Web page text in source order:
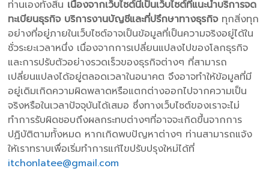
ท่านเองทั้งสิ้น เนื่องจากเว็บไซต์นี้เป็นเว็บไซต์ที่แนะนำบริการจด
ทะเบียนธุรกิจ บริการงานบัญชีและที่ปรึกษาทางธุรกิจทุกสิ่งทุก
อย่างที่อยู่ภายในเว็บไซต์อาจเป็นข้อมูลที่เป็นความจริงอยู่ได้ใน
ชั่วระยะเวลาหนึ่ง เนื่องจากการเปลี่ยนแปลงไปของโลกธุรกิจ
และการปรับตัวอย่างรวดเร็วของธุรกิจต่างๆ ที่สามารถ
เปลี่ยนแปลงได้อยู่ตลอดเวลาในอนาคต จึงอาจทำให้ข้อมูลที่มี
อยู่เดิมเกิดความผิดพลาดหรือแตกต่างออกไปจากความเป็น
จริงหรือในเวลาปัจจุบันได้เสมอ ซึ่งทางเว็บไซต์ของเราจะไม่
ทำการรับผิดชอบถึงผลกระทบต่างๆที่อาจจะเกิดขึ้นจากการ
ปฏิบัติตามทั้งหมด หากเกิดพบปัญหาต่างๆ ท่านสามารถแจ้ง
ให้เราทราบเพื่อเริ่มทำการแก้ไขปรับปรุงใหม่ได้ที่
itchonlatee@gmail.com